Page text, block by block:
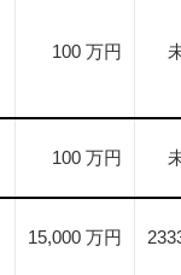
100 万円
100 万円
15,000 万円